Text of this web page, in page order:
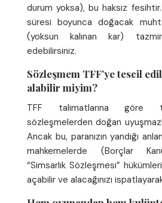
durum yoksa), bu haksız
süresi boyunca doğacak
(yoksun kalınan kar)
edebilirsiniz.
Sözleşmem TFF’ye tescil
alabilir miyim?
TFF talimatlarına göre
sözleşmelerden doğan
Ancak bu, paranızın yandığı
mahkemelerde (Borçlar
“Simsarlık Sözleşmesi”
açabilir ve alacağınızı